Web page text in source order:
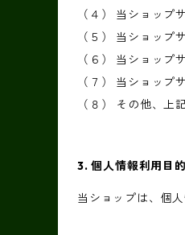
（４） 当ショッ
（５） 当ショップ
（６） 当ショッ
（７） 当ショッ
（８） その他、上
3. 個人情報利用目
当ショップは、個